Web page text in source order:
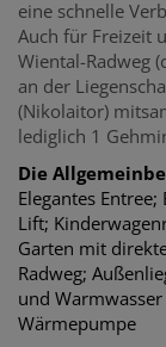
eine schnelle
Auch für Freizeit
Wiental-Radweg
an der
(Nikolaitor)
lediglich 1
Die
Elegantes
Lift;
Garten mit
Radweg;
und
Wärmepumpe